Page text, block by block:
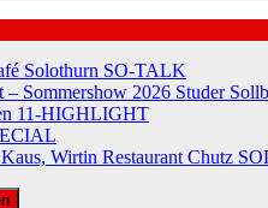
Solothurn SO-TALK
– Sommershow 2026 Studer
11-HIGHLIGHT
Wirtin Restaurant Chutz